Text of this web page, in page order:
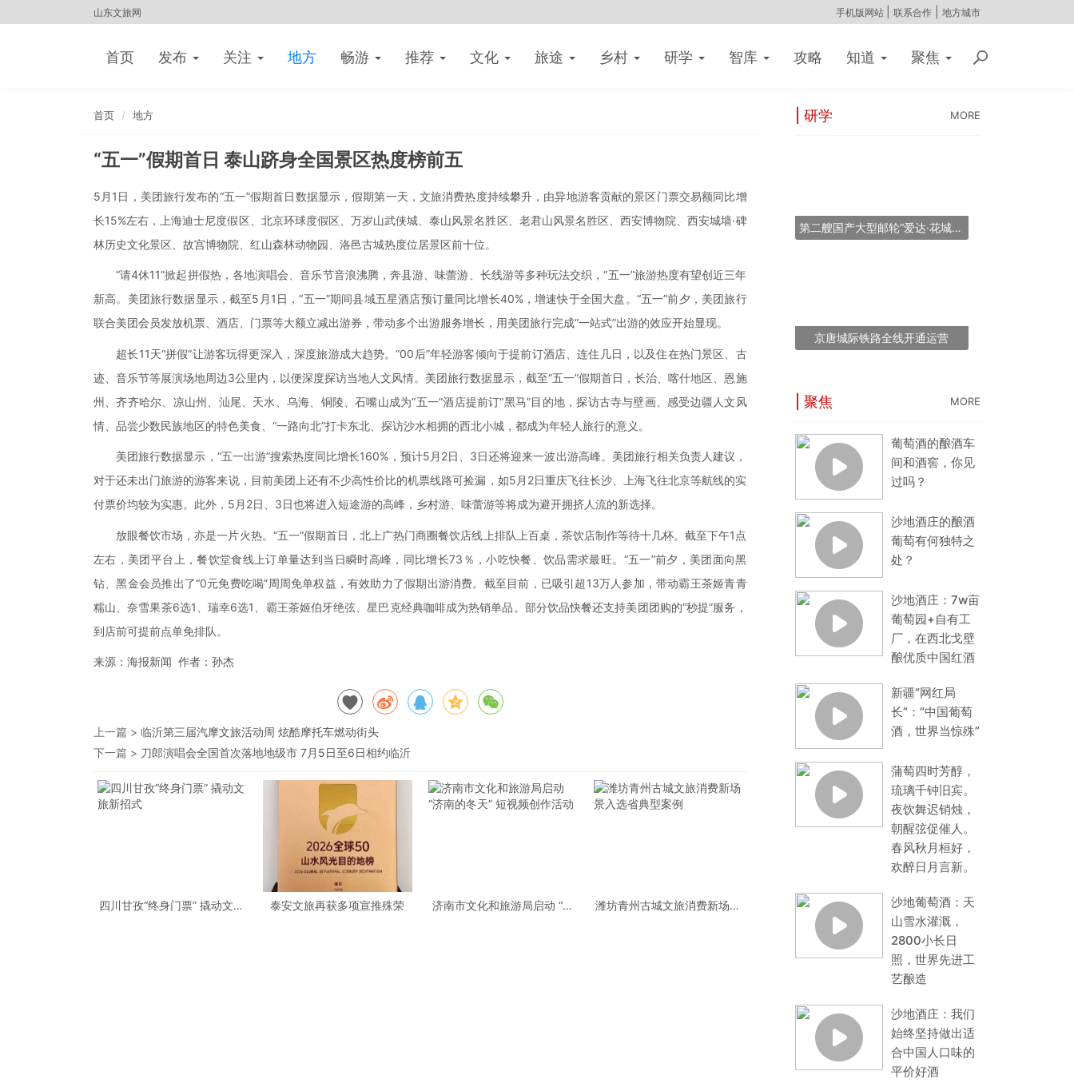
山东文旅网 手机版网站 联系合作 地方城市
首页 发布 关注 地方 畅游 推荐 文化 旅途 乡村 研学 智库 攻略 知道 聚焦
首页 地方
“五一”假期首日 泰山跻身全国景区热度榜前五
5月1日，美团旅行发布的“五一”假期首日数据显示，假期第一天，文旅消费热度持续攀升，由异地游客贡献的景区门票交易额同比增
长15%左右，上海迪士尼度假区、北京环球度假区、万岁山武侠城、泰山风景名胜区、老君山风景名胜区、西安博物院、西安城墙·碑
林历史文化景区、故宫博物院、红山森林动物园、洛邑古城热度位居景区前十位。
“请4休11”掀起拼假热，各地演唱会、音乐节音浪沸腾，奔县游、味蕾游、长线游等多种玩法交织，“五一”旅游热度有望创近三年
新高。美团旅行数据显示，截至5月1日，“五一”期间县域五星酒店预订量同比增长40%，增速快于全国大盘。“五一”前夕，美团旅行
联合美团会员发放机票、酒店、门票等大额立减出游券，带动多个出游服务增长，用美团旅行完成“一站式”出游的效应开始显现。
超长11天“拼假”让游客玩得更深入，深度旅游成大趋势。“00后”年轻游客倾向于提前订酒店、连住几日，以及住在热门景区、古
迹、音乐节等展演场地周边3公里内，以便深度探访当地人文风情。美团旅行数据显示，截至“五一”假期首日，长治、喀什地区、恩施
州、齐齐哈尔、凉山州、汕尾、天水、乌海、铜陵、石嘴山成为“五一”酒店提前订“黑马”目的地，探访古寺与壁画、感受边疆人文风
情、品尝少数民族地区的特色美食、“一路向北”打卡东北、探访沙水相拥的西北小城，都成为年轻人旅行的意义。
美团旅行数据显示，“五一出游”搜索热度同比增长160%，预计5月2日、3日还将迎来一波出游高峰。美团旅行相关负责人建议，
对于还未出门旅游的游客来说，目前美团上还有不少高性价比的机票线路可捡漏，如5月2日重庆飞往长沙、上海飞往北京等航线的实
付票价均较为实惠。此外，5月2日、3日也将进入短途游的高峰，乡村游、味蕾游等将成为避开拥挤人流的新选择。
放眼餐饮市场，亦是一片火热。“五一”假期首日，北上广热门商圈餐饮店线上排队上百桌，茶饮店制作等待十几杯。截至下午1点
左右，美团平台上，餐饮堂食线上订单量达到当日瞬时高峰，同比增长73％，小吃快餐、饮品需求最旺。“五一”前夕，美团面向黑
钻、黑金会员推出了“0元免费吃喝”周周免单权益，有效助力了假期出游消费。截至目前，已吸引超13万人参加，带动霸王茶姬青青
糯山、奈雪果茶6选1、瑞幸6选1、霸王茶姬伯牙绝弦、星巴克经典咖啡成为热销单品。部分饮品快餐还支持美团团购的“秒提”服务，
到店前可提前点单免排队。
来源：海报新闻 作者：孙杰
上一篇 > 临沂第三届汽摩文旅活动周 炫酷摩托车燃动街头
下一篇 > 刀郎演唱会全国首次落地地级市 7月5日至6日相约临沂
四川甘孜“终身门票” 撬动文旅
泰安文旅再获多项宣推殊荣
济南市文化和旅游局启动 “济
潍坊青州古城文旅消费新场景
| 研学 MORE
第二艘国产大型邮轮“爱达·花城号”将于2026年11月6日提前交付
京唐城际铁路全线开通运营
| 聚焦 MORE
葡萄酒的酿酒车
间和酒窖，你见
过吗？
沙地酒庄的酿酒
葡萄有何独特之
处？
沙地酒庄：7w亩
葡萄园+自有工
厂，在西北戈壁
酿优质中国红酒
新疆“网红局
长”：“中国葡萄
酒，世界当惊殊”
蒲萄四时芳醇，
琉璃千钟旧宾。
夜饮舞迟销烛，
朝醒弦促催人。
春风秋月桓好，
欢醉日月言新。
沙地葡萄酒：天
山雪水灌溉，
2800小长日
照，世界先进工
艺酿造
沙地酒庄：我们
始终坚持做出适
合中国人口味的
平价好酒